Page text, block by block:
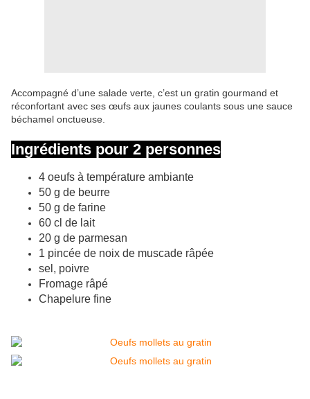
Accompagné d’une salade verte, c’est un gratin gourmand et
réconfortant avec ses œufs aux jaunes coulants sous une sauce
béchamel onctueuse.
Ingrédients pour 2 personnes
4 oeufs à température ambiante
50 g de beurre
50 g de farine
60 cl de lait
20 g de parmesan
1 pincée de noix de muscade râpée
sel, poivre
Fromage râpé
Chapelure fine